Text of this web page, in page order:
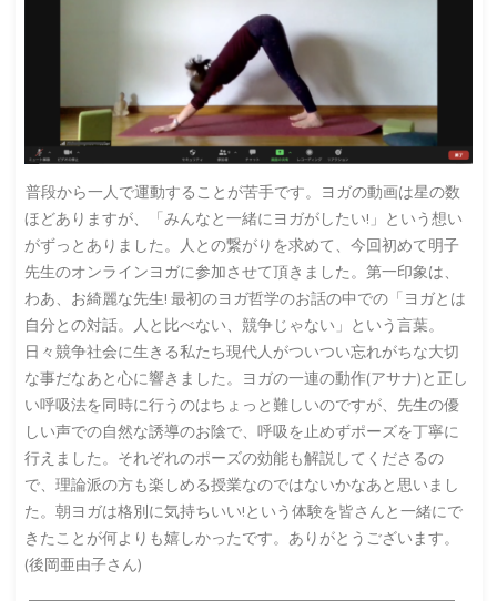
普段から一人で運動することが苦手です。ヨガの動画は星の数
ほどありますが、「みんなと一緒にヨガがしたい!」という想い
がずっとありました。人との繋がりを求めて、今回初めて明子
先生のオンラインヨガに参加させて頂きました。第一印象は、
わあ、お綺麗な先生! 最初のヨガ哲学のお話の中での「ヨガとは
自分との対話。人と比べない、競争じゃない」という言葉。
日々競争社会に生きる私たち現代人がついつい忘れがちな大切
な事だなあと心に響きました。ヨガの一連の動作(アサナ)と正し
い呼吸法を同時に行うのはちょっと難しいのですが、先生の優
しい声での自然な誘導のお陰で、呼吸を止めずポーズを丁寧に
行えました。それぞれのポーズの効能も解説してくださるの
で、理論派の方も楽しめる授業なのではないかなあと思いまし
た。朝ヨガは格別に気持ちいい!という体験を皆さんと一緒にで
きたことが何よりも嬉しかったです。ありがとうございます。
(後岡亜由子さん)